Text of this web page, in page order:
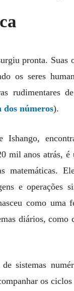
pronta. Suas
os seres
rudimentares
dos números).
Ishango,
mil anos atrás,
matemáticas.
e operações
como uma
diários, como
sistemas
os